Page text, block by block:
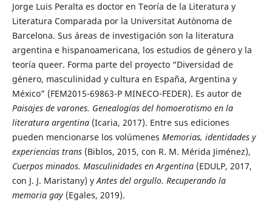
Jorge Luis Peralta es doctor en Teoría de la Literatura y
Literatura Comparada por la Universitat Autònoma de
Barcelona. Sus áreas de investigación son la literatura
argentina e hispanoamericana, los estudios de género y la
teoría queer. Forma parte del proyecto “Diversidad de
género, masculinidad y cultura en España, Argentina y
México” (FEM2015-69863-P MINECO-FEDER). Es autor de
Paisajes de varones. Genealogías del homoerotismo en la
literatura argentina (Icaria, 2017). Entre sus ediciones
pueden mencionarse los volúmenes Memorias, identidades y
experiencias trans (Biblos, 2015, con R. M. Mérida Jiménez),
Cuerpos minados. Masculinidades en Argentina (EDULP, 2017,
con J. J. Maristany) yAntes del orgullo. Recuperando la
memoria gay(Egales, 2019).